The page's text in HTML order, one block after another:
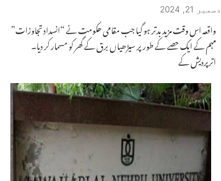
دسمبر 21, 2024
واقعہ اس وقت مزید بدتر ہو گیا جب مقامی حکومت نے “انسداد تجاوزات”
مہم کے ایک حصے کے طور پر سیڑھیاں برق کے گھر کو مسمار کر دیا۔
اترپردیش کے